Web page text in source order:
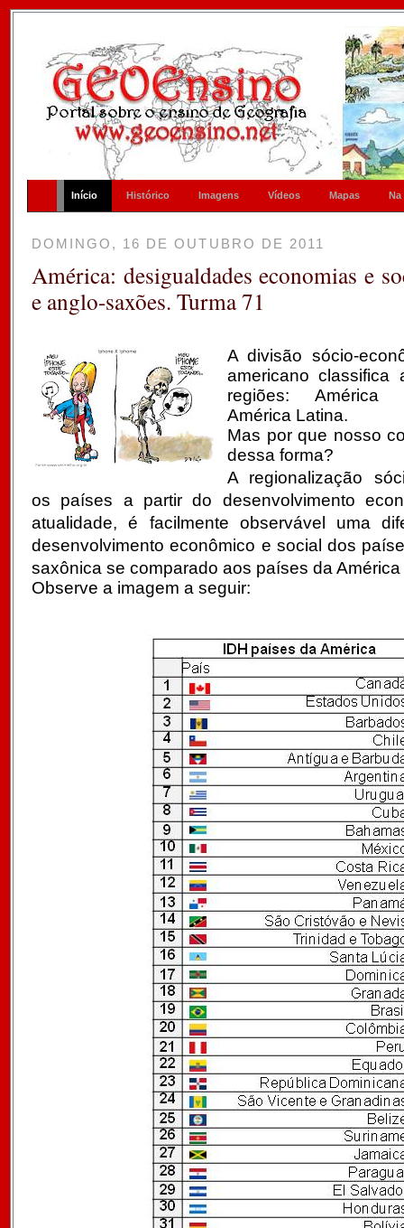
Início Histórico Imagens Vídeos Mapas Na
DOMINGO, 16 DE OUTUBRO DE 2011
América: desigualdades economias e
e anglo-saxões. Turma 71
A divisão sócio-
americano classifica
regiões: América
América Latina.
Mas por que nosso
dessa forma?
A regionalização
os países a partir do desenvolvimento
atualidade, é facilmente observável uma
desenvolvimento econômico e social dos
saxônica se comparado aos países da América
Observe a imagem a seguir: